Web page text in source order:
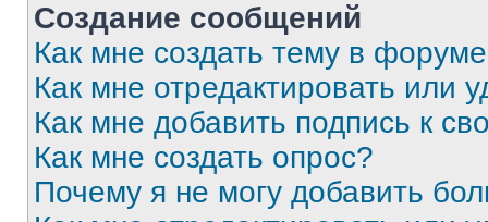
Создание сообщений
Как мне создать тему в
Как мне отредактировать или
Как мне добавить подпись к
Как мне создать опрос?
Почему я не могу добавить